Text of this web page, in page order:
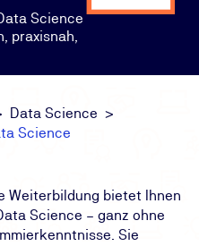
Science
praxisnah,
Data Science
Science
Weiterbildung bietet Ihnen
Science – ganz ohne
Sie